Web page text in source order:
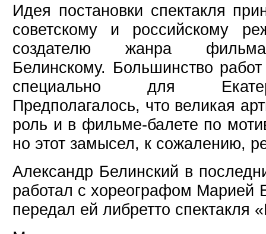
Идея постановки спектакля
советскому и российскому
создателю жанра
Белинскому. Большинство
специально для
Предполагалось, что великая
роль и в фильме-балете по
но этот замысел, к сожалению,
Александр Белинский в
работал с хореографом Марией
передал ей либретто спектакля